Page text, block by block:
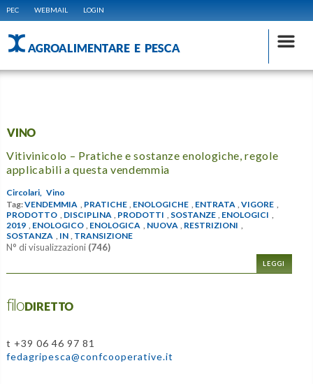
PEC WEBMAIL LOGIN
AGROALIMENTARE E PESCA
VINO
Vitivinicolo – Pratiche e sostanze enologiche, regole
applicabili a questa vendemmia
Circolari, Vino
Tag:VENDEMMIA , PRATICHE , ENOLOGICHE , ENTRATA ,VIGORE ,
PRODOTTO , DISCIPLINA , PRODOTTI , SOSTANZE , ENOLOGICI ,
2019 , ENOLOGICO , ENOLOGICA , NUOVA , RESTRIZIONI ,
SOSTANZA , IN , TRANSIZIONE
N° di visualizzazioni (746)
LEGGI
filoDIRETTO
t +39 06 46 97 81
fedagripesca@confcooperative.it